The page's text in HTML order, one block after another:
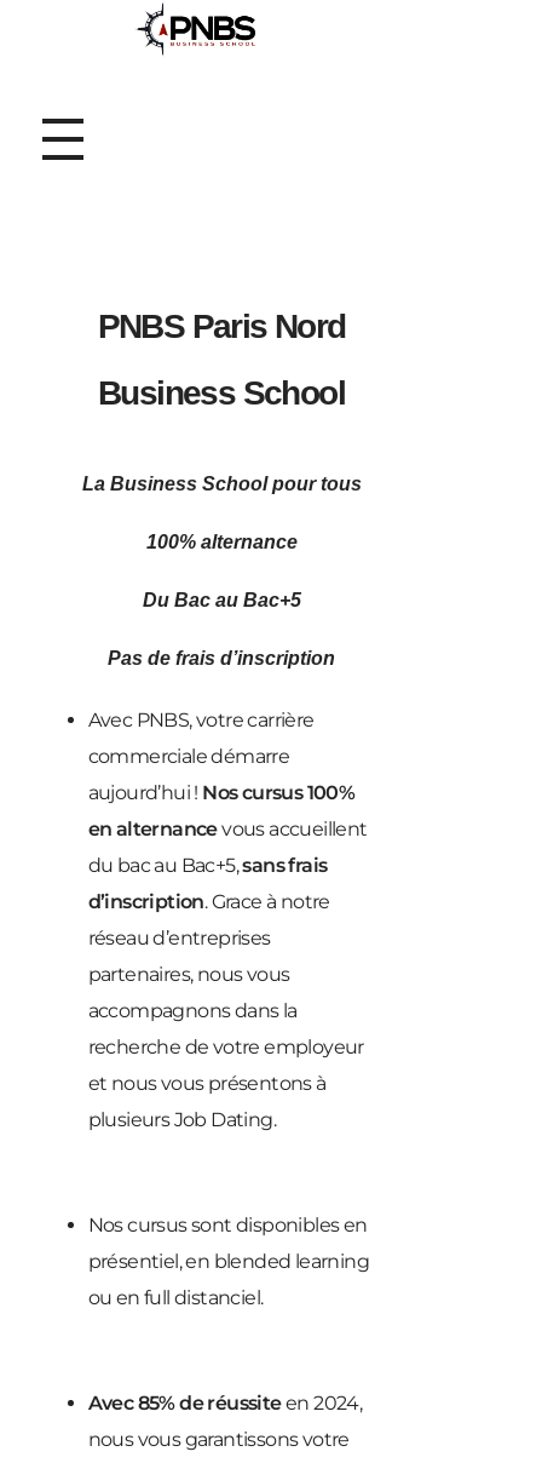
PNBS Paris Nord
Business School
La Business School pour tous
100% alternance
Du Bac au Bac+5
Pas de frais d’inscription
Avec PNBS, votre carrière
commerciale démarre
aujourd’hui ! Nos cursus 100%
en alternancevous accueillent
du bac au Bac+5,sans frais
d’inscription. Grace à notre
réseau d’entreprises
partenaires, nous vous
accompagnons dans la
recherche de votre employeur
et nous vous présentons à
plusieurs Job Dating.
Nos cursus sont disponibles en
présentiel, en blended learning
ou en full distanciel.
Avec 85% de réussiteen 2024,
nous vous garantissons votre